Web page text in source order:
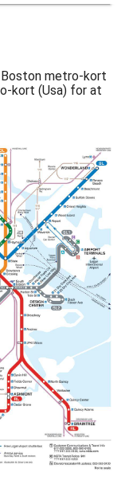
metro-kort
kort (Usa) for at